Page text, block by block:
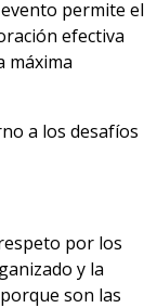
permite el
efectiva
máxima
a los desafíos
por los
y la
son las